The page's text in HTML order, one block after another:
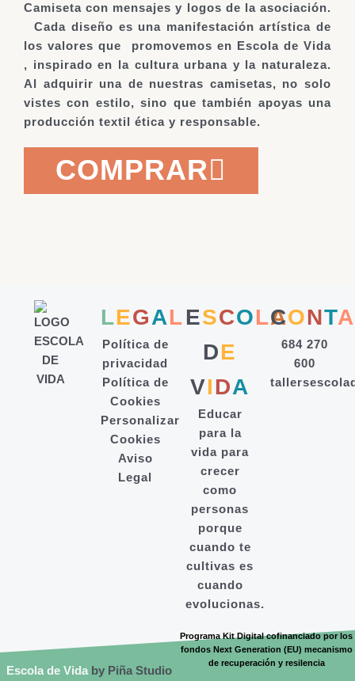
Camiseta con mensajes y logos de la asociación.
Cada diseño es una manifestación artística de
los valores que
promovemos en Escola de Vida
, inspirado en la cultura urbana y la naturaleza.
Al adquirir una de nuestras camisetas, no solo
vistes con estilo, sino que también apoyas una
producción textil ética y responsable.
COMPRAR
LEGAL
Política de
privacidad
Política de
Cookies
Personalizar
Cookies
Aviso
Legal
ESCOLA
DE
VIDA
Educar
para la
vida para
crecer
como
personas
porque
cuando te
cultivas es
cuando
evolucionas.
CONTA
684 270
600
Escola de Vida by Piña Studio
Programa Kit Digital cofinanciado por los
fondos Next Generation (EU) mecanismo
de recuperación y resilencia